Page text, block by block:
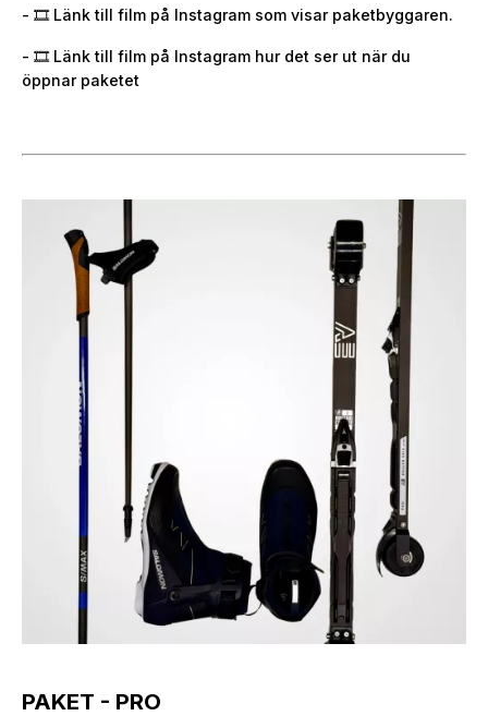
- 🎞️ Länk till film på Instagram som visar paketbyggaren.
- 🎞️ Länk till film på Instagram hur det ser ut när du
öppnar paketet
PAKET - PRO